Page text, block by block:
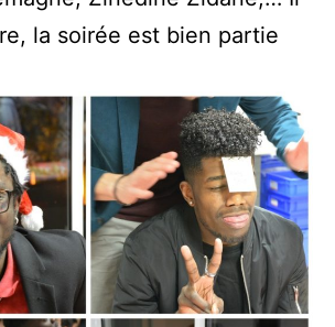
la soirée est bien partie